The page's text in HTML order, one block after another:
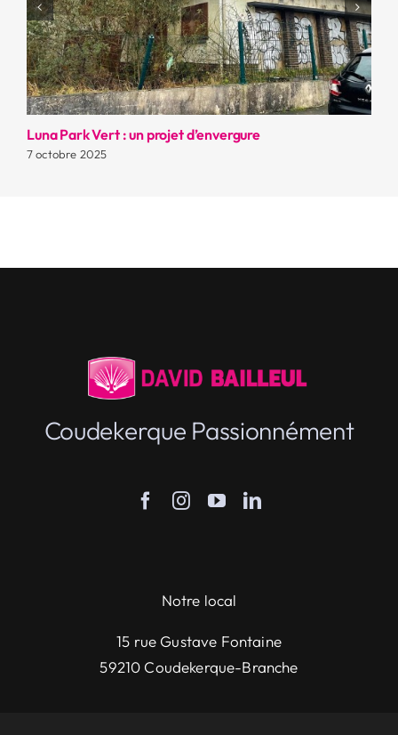
Luna Park Vert : un projet d’envergure
7 octobre 2025
Coudekerque Passionnément
Notre local
15 rue Gustave Fontaine
59210 Coudekerque-Branche